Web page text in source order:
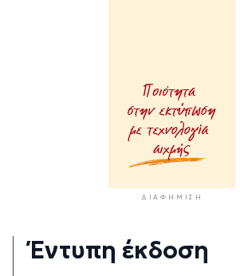
ΔΙΑΦΉΜΙΣΗ
Έντυπη έκδοση